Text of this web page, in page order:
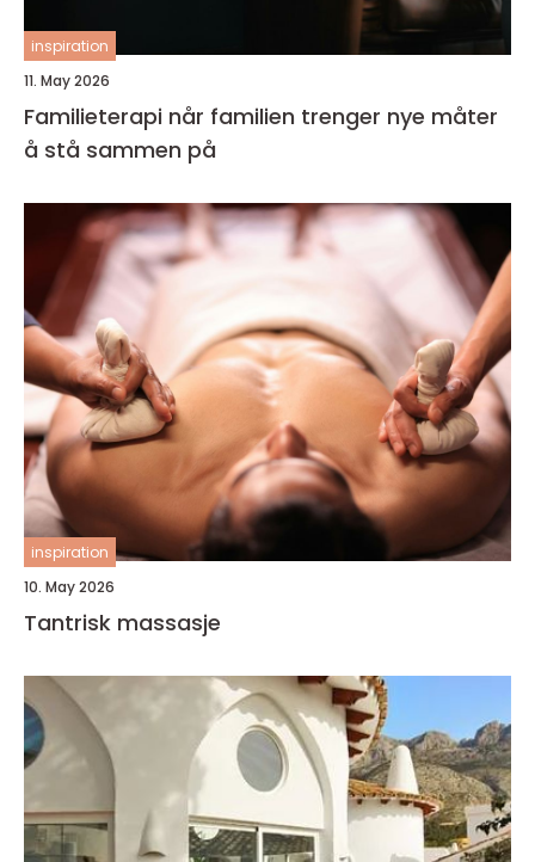
inspiration
11. May 2026
Familieterapi når familien trenger nye måter
å stå sammen på
inspiration
10. May 2026
Tantrisk massasje